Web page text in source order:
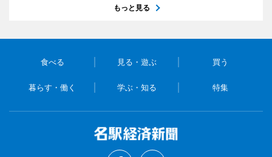
もっと見る
食べる 見る・遊ぶ 買う
暮らす・働く 学ぶ・知る 特集